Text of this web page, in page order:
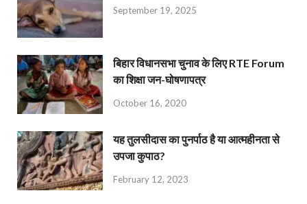
September 19, 2025
बिहार विधानसभा चुनाव के लिए RTE Forum
का शिक्षा जन-घोषणापत्र
October 16, 2020
यह तुलसीदास का पुनर्पाठ है या आत्महीनता से
उपजा कुपाठ?
February 12, 2023